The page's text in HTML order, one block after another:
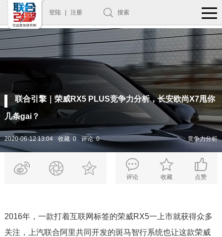
登陆 注册 搜索
联合引擎｜荣威RX5 PLUS竞争力分析，长安欧尚X7甩你
几条gai？
2020-06-12 13:04 收藏 0 评论 0 竞争力分析
评论 收藏 点赞
2016年，一款打着互联网标签的荣威RX5一上市就获得众多
关注，上汽联合阿里共同开发的斑马智行系统也让这款荣威